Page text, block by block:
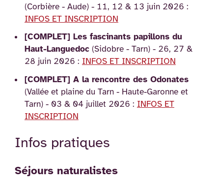
(Corbière - Aude) - 11, 12 & 13 juin 2026 :
INFOS ET INSCRIPTION
[COMPLET] Les fascinants papillons du
Haut-Languedoc(Sidobre - Tarn) - 26, 27 &
28 juin 2026 : INFOS ET INSCRIPTION
[COMPLET] A la rencontre des Odonates
(Vallée et plaine du Tarn - Haute-Garonne et
Tarn) - 03 & 04 juillet 2026 : INFOS ET
INSCRIPTION
Infos pratiques
Séjours naturalistes